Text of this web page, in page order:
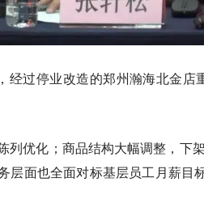
经过停业改造的郑州瀚海北金店
列优化；商品结构大幅调整，下
层面也全面对标基层员工月薪目